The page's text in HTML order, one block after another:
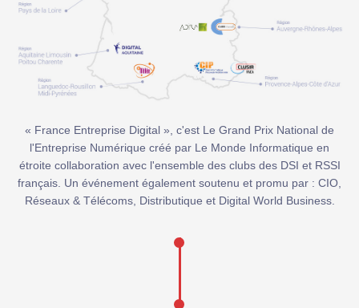
« France Entreprise Digital », c'est Le Grand Prix National de
l'Entreprise Numérique créé par Le Monde Informatique en
étroite collaboration avec l'ensemble des clubs des DSI et RSSI
français. Un événement également soutenu et promu par : CIO,
Réseaux & Télécoms, Distributique et Digital World Business.